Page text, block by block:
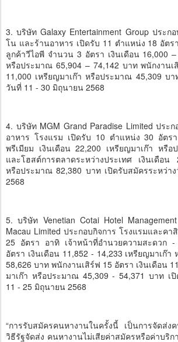
3. บริษัท Galaxy Entertainment Group ประก
โน และร้านอาหาร เปิดรับ 11 ตำแหน่ง 18 อัต
ลูกค้าวีไอพี จำนวน 3 อัตรา เงินเดือน 16,000
หรือประมาณ 65,904 – 74,142 บาท พนักงานเ
11,000 เหรียญมาเก๊า หรือประมาณ 45,309 บา
วันที่ 11 - 30 มิถุนายน 2568
4. บริษัท MGM Grand Paradise Limited ประ
อาหาร โรงแรม เปิดรับ 10 ตำแหน่ง 30 อัตร
พรีเมียม เงินเดือน 22,200 เหรียญมาเก๊า หรื
และโฮสต์การตลาดระหว่างประเทศ เงินเดือน
หรือประมาณ 82,380 บาท เปิดรับสมัครระหว่า
2568
5. บริษัท Venetian Cotai Hotel
Macau Limited ประกอบกิจการ โรงแรมและค
25 อัตรา อาทิ เจ้าหน้าที่อำนวยความสะดวก
อัตรา เงินเดือน 11,852 - 14,233 เหรียญมาเก๊
58,626 บาท พนักงานเสิร์ฟ 15 อัตรา เงินเดือน
มาเก๊า หรือประมาณ 45,309 - 54,371 บาท เ
11 - 25 มิถุนายน 2568
“การรับสมัครคนหางานในครั้งนี้ เป็นการจัดส่ง
วิธีรัฐจัดส่ง คนหางานไม่เสียค่าสมัครหรือค่าบริ